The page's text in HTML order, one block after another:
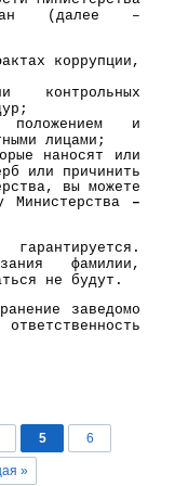
(далее –
коррупции,
контрольных
положением и
лицами;
наносят или
или причинить
вы можете
Министерства –
фамилии,
не будут.
заведомо
5 6
»